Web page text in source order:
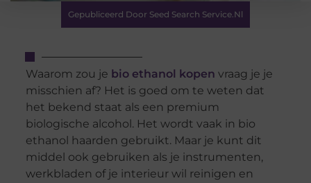
Gepubliceerd Door Seed Search Service.nl
Waarom zou je bio ethanol kopen vraag je je
misschien af? Het is goed om te weten dat
het bekend staat als een premium
biologische alcohol. Het wordt vaak in bio
ethanol haarden gebruikt. Maar je kunt dit
middel ook gebruiken als je instrumenten,
werkbladen of je interieur wil reinigen en